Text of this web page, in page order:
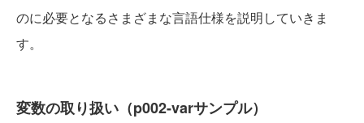
のに必要となるさまざまな言語仕様を説明していきま
す。
変数の取り扱い（p002-varサンプル）